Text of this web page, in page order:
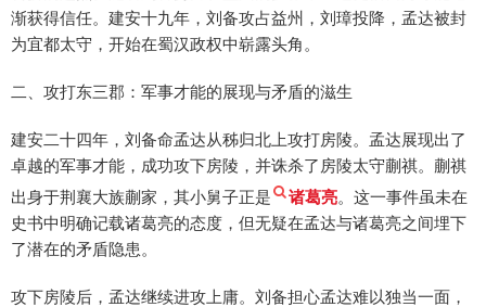
渐获得信任。建安十九年，刘备攻占益州，刘璋投降，孟达被封
为宜都太守，开始在蜀汉政权中崭露头角。
二、攻打东三郡：军事才能的展现与矛盾的滋生
建安二十四年，刘备命孟达从秭归北上攻打房陵。孟达展现出了
卓越的军事才能，成功攻下房陵，并诛杀了房陵太守蒯祺。蒯祺
出身于荆襄大族蒯家，其小舅子正是
诸葛亮。这一事件虽未在
史书中明确记载诸葛亮的态度，但无疑在孟达与诸葛亮之间埋下
了潜在的矛盾隐患。
攻下房陵后，孟达继续进攻上庸。刘备担心孟达难以独当一面，